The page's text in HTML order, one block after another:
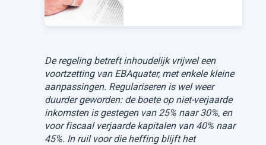
De regeling betreft inhoudelijk vrijwel een
voortzetting van EBAquater, met enkele kleine
aanpassingen. Regulariseren is wel weer
duurder geworden: de boete op niet-verjaarde
inkomsten is gestegen van 25% naar 30%, en
voor fiscaal verjaarde kapitalen van 40% naar
45%. In ruil voor die heffing blijft het